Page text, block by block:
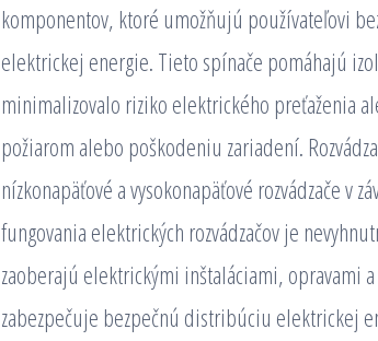
komponentov, ktoré umožňujú používateľovi
elektrickej energie. Tieto spínače pomáhajú
minimalizovalo riziko elektrického preťaženia
požiarom alebo poškodeniu zariadení.
nízkonapäťové a vysokonapäťové rozvádzače v
fungovania elektrických rozvádzačov je
zaoberajú elektrickými inštaláciami, opravami
zabezpečuje bezpečnú distribúciu elektrickej